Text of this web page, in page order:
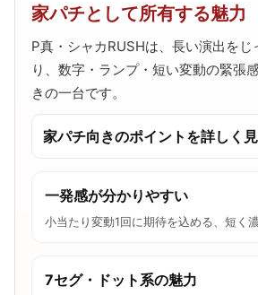
家パチとして所有する魅力
P真・シャカRUSHは、長い演出をじ
り、数字・ランプ・短い変動の緊張
きの一台です。
家パチ向きのポイントを詳しく
一発感が分かりやすい
小当たり変動1回に期待を込める、短く
7セグ・ドット系の魅力